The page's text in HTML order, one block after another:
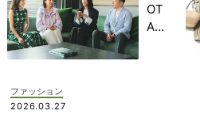
OT
A
ファッション
2026.03.27